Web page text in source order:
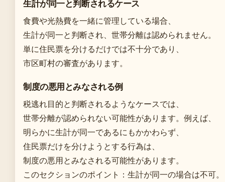
生計が同一と判断されるケース
食費や光熱費を一緒に管理している場合、
生計が同一と判断され、世帯分離は認められません。
単に住民票を分けるだけでは不十分であり、
市区町村の審査があります。
制度の悪用とみなされる例
税逃れ目的と判断されるようなケースでは、
世帯分離が認められない可能性があります。例えば、
明らかに生計が同一であるにもかかわらず、
住民票だけを分けようとする行為は、
制度の悪用とみなされる可能性があります。
このセクションのポイント：生計が同一の場合は不可。